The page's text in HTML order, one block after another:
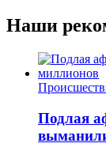
Наши
Подлая